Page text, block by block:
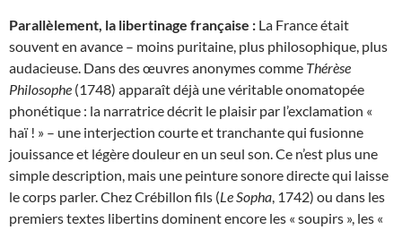
Parallèlement, la libertinage française : La France était
souvent en avance – moins puritaine, plus philosophique, plus
audacieuse. Dans des œuvres anonymes comme Thérèse
Philosophe (1748) apparaît déjà une véritable onomatopée
phonétique : la narratrice décrit le plaisir par l’exclamation «
haï ! » – une interjection courte et tranchante qui fusionne
jouissance et légère douleur en un seul son. Ce n’est plus une
simple description, mais une peinture sonore directe qui laisse
le corps parler. Chez Crébillon fils (Le Sopha, 1742) ou dans les
premiers textes libertins dominent encore les « soupirs », les «